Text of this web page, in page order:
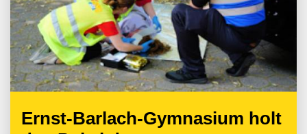
Ernst-Barlach-Gymnasium holt